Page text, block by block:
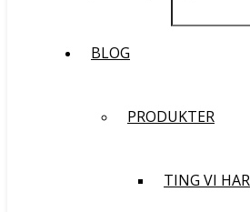
BLOG
PRODUKTER
TING VI